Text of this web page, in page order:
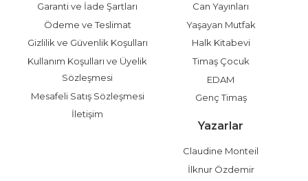
Garanti ve İade Şartları
Ödeme ve Teslimat
Gizlilik ve Güvenlik Koşulları
Kullanım Koşulları ve Üyelik
Sözleşmesi
Mesafeli Satış Sözleşmesi
İletişim
Can Yayınları
Yaşayan Mutfak
Halk Kitabevi
Timaş Çocuk
EDAM
Genç Timaş
Yazarlar
Claudine Monteil
İlknur Özdemir